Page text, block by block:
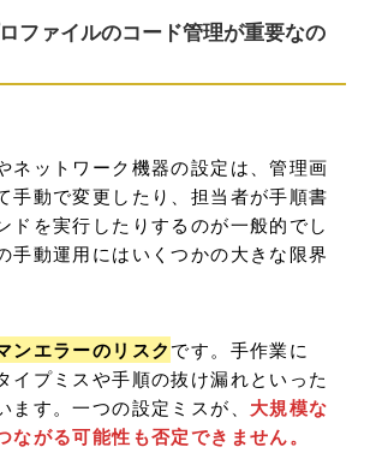
ファイルのコード管理が重要なの
ネットワーク機器の設定は、管理画
手動で変更したり、担当者が手順書
ドを実行したりするのが一般的でし
手動運用にはいくつかの大きな限界
ンエラーのリスクです。手作業に
イプミスや手順の抜け漏れといった
ます。一つの設定ミスが、 大規模な
ながる可能性も否定できません。